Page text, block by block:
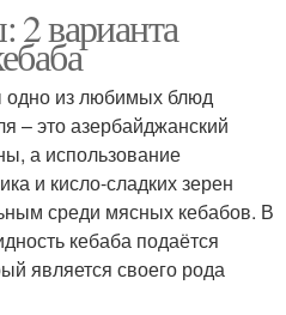
варианта
из любимых блюд
– это азербайджанский
а использование
и кисло-сладких зерен
среди мясных кебабов. В
кебаба подаётся
является своего рода